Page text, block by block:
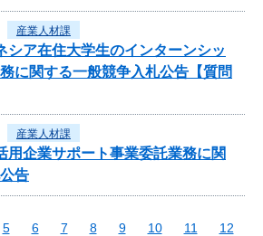
産業人材課
シア在住大学生のインターンシッ
に関する一般競争入札公告【質問
産業人材課
用企業サポート事業委託業務に関
告
5 6 7 8 9 10 11
12